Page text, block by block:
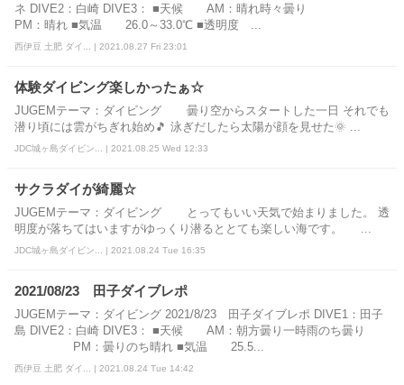
ネ DIVE2：白崎 DIVE3： ■天候 AM：晴れ時々曇り
PM：晴れ ■気温 26.0～33.0℃ ■透明度 ...
西伊豆 土肥 ダイ... | 2021.08.27 Fri 23:01
体験ダイビング楽しかったぁ☆
JUGEMテーマ：ダイビング 曇り空からスタートした一日 それでも
潜り頃には雲がちぎれ始め🎵 泳ぎだしたら太陽が顔を見せた🌞 ...
JDC城ヶ島ダイビン... | 2021.08.25 Wed 12:33
サクラダイが綺麗☆
JUGEMテーマ：ダイビング とってもいい天気で始まりました。 透
明度が落ちてはいますがゆっくり潜るととても楽しい海です。 ...
JDC城ヶ島ダイビン... | 2021.08.24 Tue 16:35
2021/08/23 田子ダイブレポ
JUGEMテーマ：ダイビング 2021/8/23 田子ダイブレポ DIVE1：田子
島 DIVE2：白崎 DIVE3： ■天候 AM：朝方曇り一時雨のち曇り
PM：曇りのち晴れ ■気温 25.5...
西伊豆 土肥 ダイ... | 2021.08.24 Tue 14:42